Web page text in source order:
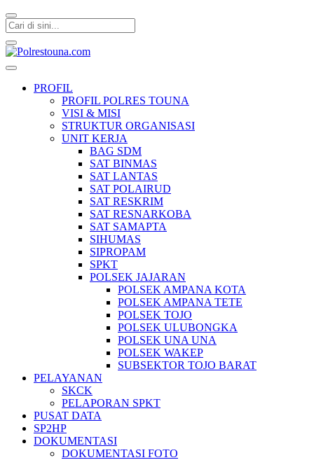
PROFIL
PROFIL POLRES TOUNA
VISI & MISI
STRUKTUR ORGANISASI
UNIT KERJA
BAG SDM
SAT BINMAS
SAT LANTAS
SAT POLAIRUD
SAT RESKRIM
SAT RESNARKOBA
SAT SAMAPTA
SIHUMAS
SIPROPAM
SPKT
POLSEK JAJARAN
POLSEK AMPANA KOTA
POLSEK AMPANA TETE
POLSEK TOJO
POLSEK ULUBONGKA
POLSEK UNA UNA
POLSEK WAKEP
SUBSEKTOR TOJO BARAT
PELAYANAN
SKCK
PELAPORAN SPKT
PUSAT DATA
SP2HP
DOKUMENTASI
DOKUMENTASI FOTO